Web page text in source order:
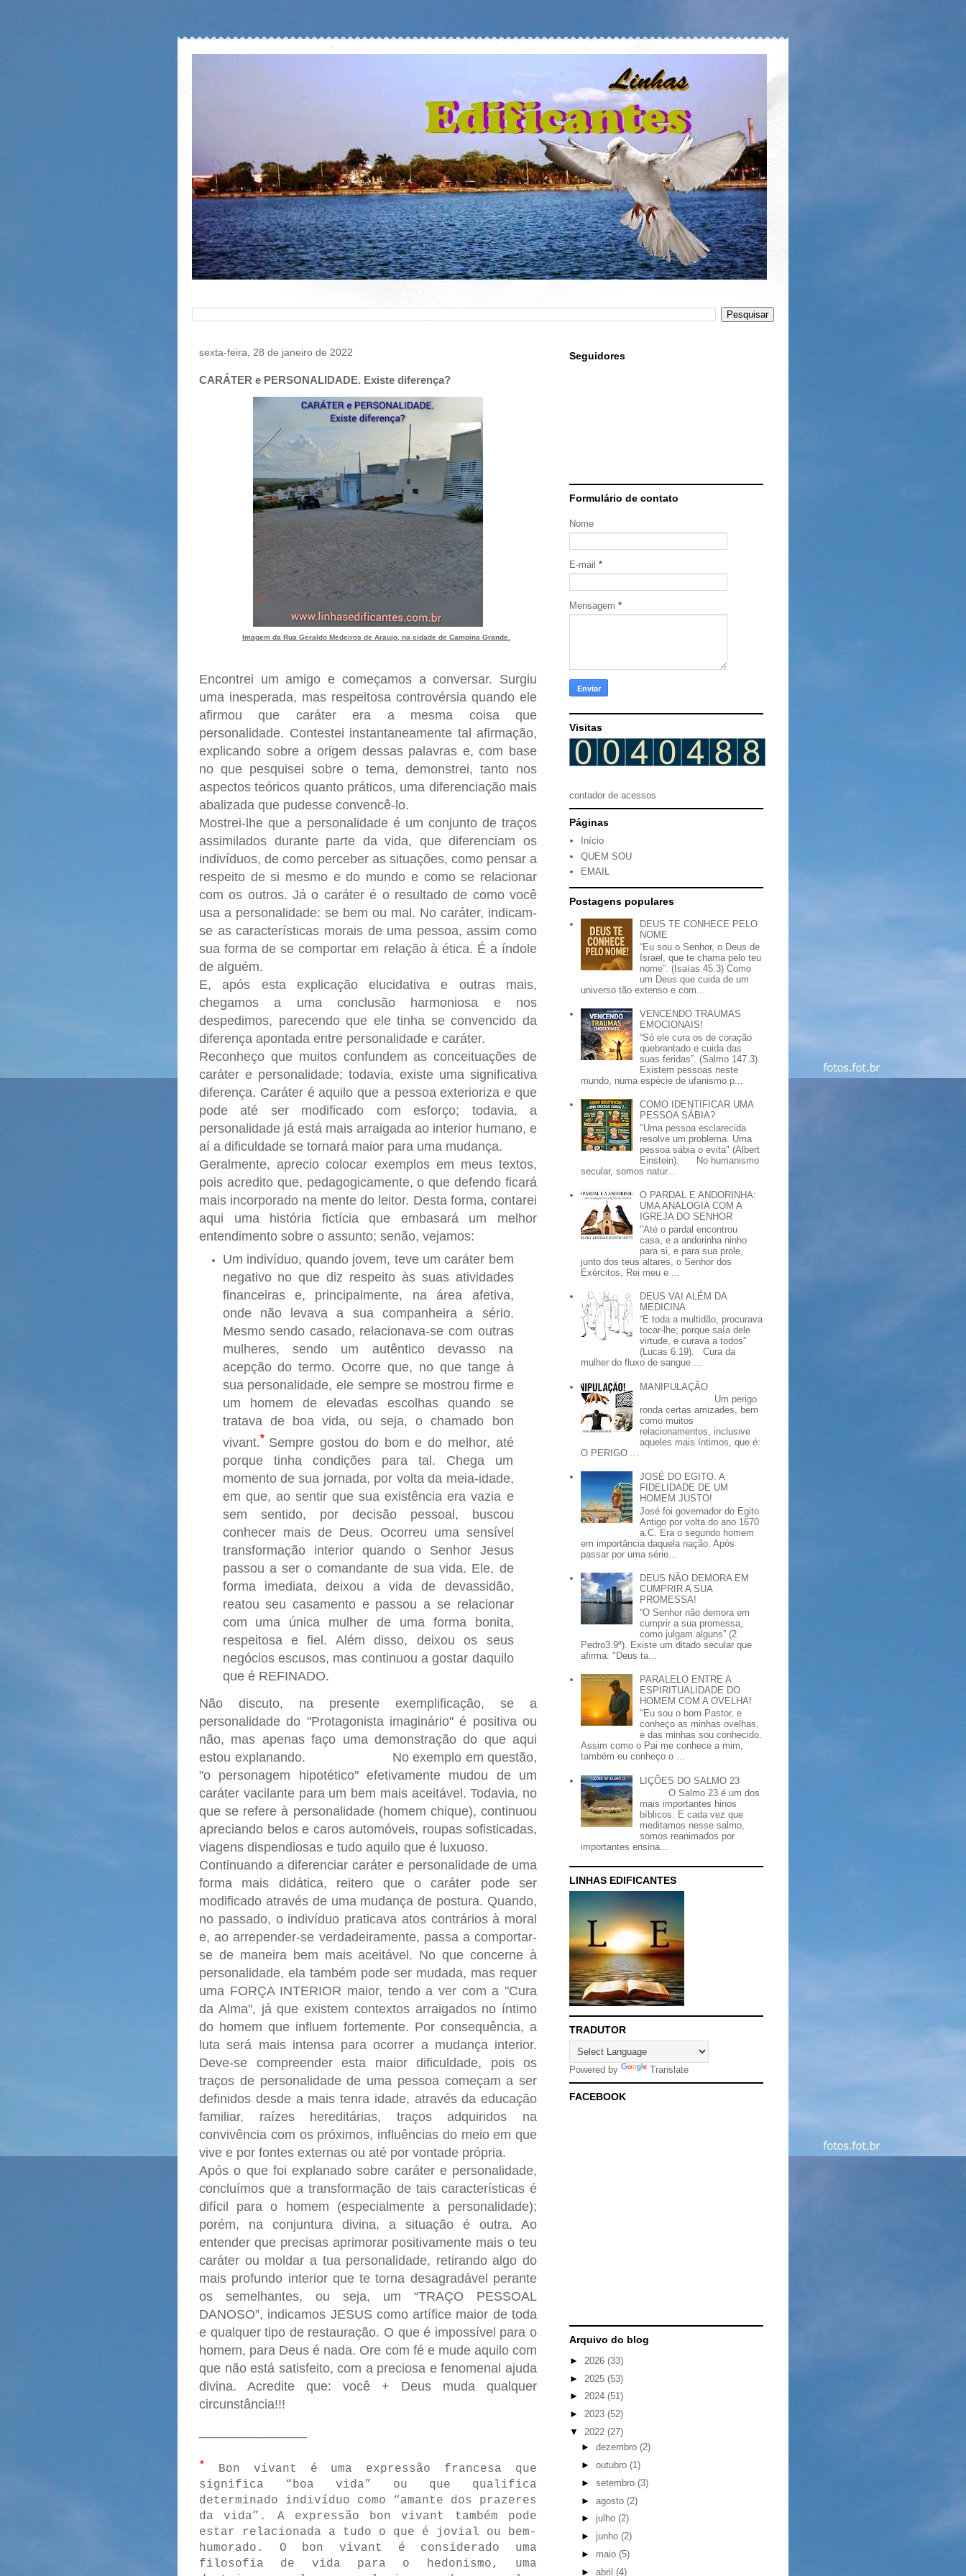
sexta-feira, 28 de janeiro de 2022
CARÁTER e PERSONALIDADE. Existe diferença?
Imagem da Rua Geraldo Medeiros de Araujo, na cidade de Campina Grande.
Encontrei um amigo e começamos a conversar. Surgiu
uma inesperada, mas respeitosa controvérsia quando ele
afirmou que caráter era a mesma coisa que
personalidade. Contestei instantaneamente tal afirmação,
explicando sobre a origem dessas palavras e, com base
no que pesquisei sobre o tema, demonstrei, tanto nos
aspectos teóricos quanto práticos, uma diferenciação mais
abalizada que pudesse convencê-lo.
Mostrei-lhe que a personalidade é um conjunto de traços
assimilados durante parte da vida, que diferenciam os
indivíduos, de como perceber as situações, como pensar a
respeito de si mesmo e do mundo e como se relacionar
com os outros. Já o caráter é o resultado de como você
usa a personalidade: se bem ou mal. No caráter, indicam-
se as características morais de uma pessoa, assim como
sua forma de se comportar em relação à ética. É a índole
de alguém.
E, após esta explicação elucidativa e outras mais,
chegamos a uma conclusão harmoniosa e nos
despedimos, parecendo que ele tinha se convencido da
diferença apontada entre personalidade e caráter.
Reconheço que muitos confundem as conceituações de
caráter e personalidade; todavia, existe uma significativa
diferença. Caráter é aquilo que a pessoa exterioriza e que
pode até ser modificado com esforço; todavia, a
personalidade já está mais arraigada ao interior humano, e
aí a dificuldade se tornará maior para uma mudança.
Geralmente, aprecio colocar exemplos em meus textos,
pois acredito que, pedagogicamente, o que defendo ficará
mais incorporado na mente do leitor. Desta forma, contarei
aqui uma história fictícia que embasará um melhor
entendimento sobre o assunto; senão, vejamos:
Um indivíduo, quando jovem, teve um caráter bem
negativo no que diz respeito às suas atividades
financeiras e, principalmente, na área afetiva,
onde não levava a sua companheira a sério.
Mesmo sendo casado, relacionava-se com outras
mulheres, sendo um autêntico devasso na
acepção do termo. Ocorre que, no que tange à
sua personalidade, ele sempre se mostrou firme e
um homem de elevadas escolhas quando se
tratava de boa vida, ou seja, o chamado bon
vivant.* Sempre gostou do bom e do melhor, até
porque tinha condições para tal. Chega um
momento de sua jornada, por volta da meia-idade,
em que, ao sentir que sua existência era vazia e
sem sentido, por decisão pessoal, buscou
conhecer mais de Deus. Ocorreu uma sensível
transformação interior quando o Senhor Jesus
passou a ser o comandante de sua vida. Ele, de
forma imediata, deixou a vida de devassidão,
reatou seu casamento e passou a se relacionar
com uma única mulher de uma forma bonita,
respeitosa e fiel. Além disso, deixou os seus
negócios escusos, mas continuou a gostar daquilo
que é REFINADO.
Não discuto, na presente exemplificação, se a
personalidade do "Protagonista imaginário" é positiva ou
não, mas apenas faço uma demonstração do que aqui
estou explanando.
No exemplo em questão,
"o personagem hipotético" efetivamente mudou de um
caráter vacilante para um bem mais aceitável. Todavia, no
que se refere à personalidade (homem chique), continuou
apreciando belos e caros automóveis, roupas sofisticadas,
viagens dispendiosas e tudo aquilo que é luxuoso.
Continuando a diferenciar caráter e personalidade de uma
forma mais didática, reitero que o caráter pode ser
modificado através de uma mudança de postura. Quando,
no passado, o indivíduo praticava atos contrários à moral
e, ao arrepender-se verdadeiramente, passa a comportar-
se de maneira bem mais aceitável. No que concerne à
personalidade, ela também pode ser mudada, mas requer
uma FORÇA INTERIOR maior, tendo a ver com a "Cura
da Alma", já que existem contextos arraigados no íntimo
do homem que influem fortemente. Por consequência, a
luta será mais intensa para ocorrer a mudança interior.
Deve-se compreender esta maior dificuldade, pois os
traços de personalidade de uma pessoa começam a ser
definidos desde a mais tenra idade, através da educação
familiar, raízes hereditárias, traços adquiridos na
convivência com os próximos, influências do meio em que
vive e por fontes externas ou até por vontade própria.
Após o que foi explanado sobre caráter e personalidade,
concluímos que a transformação de tais características é
difícil para o homem (especialmente a personalidade);
porém, na conjuntura divina, a situação é outra. Ao
entender que precisas aprimorar positivamente mais o teu
caráter ou moldar a tua personalidade, retirando algo do
mais profundo interior que te torna desagradável perante
os semelhantes, ou seja, um “TRAÇO PESSOAL
DANOSO”, indicamos JESUS como artífice maior de toda
e qualquer tipo de restauração. O que é impossível para o
homem, para Deus é nada. Ore com fé e mude aquilo com
que não está satisfeito, com a preciosa e fenomenal ajuda
divina. Acredite que: você + Deus muda qualquer
circunstância!!!
*
Bon vivant é uma expressão francesa que
significa “boa vida” ou que qualifica
determinado indivíduo como “amante dos prazeres
da vida”. A expressão bon vivant também pode
estar relacionada a tudo o que é jovial ou bem-
humorado. O bon vivant é considerado uma
filosofia de vida para o hedonismo, uma
Seguidores
Formulário de contato
Nome
E-mail *
Mensagem *
Visitas
contador de acessos
Páginas
Início
QUEM SOU
EMAIL
Postagens populares
DEUS TE CONHECE PELO
NOME
“Eu sou o Senhor, o Deus de
Israel, que te chama pelo teu
nome”. (Isaías 45.3) Como
um Deus que cuida de um
universo tão extenso e com...
VENCENDO TRAUMAS
EMOCIONAIS!
“Só ele cura os de coração
quebrantado e cuida das
suas feridas”. (Salmo 147.3)
Existem pessoas neste
mundo, numa espécie de ufanismo p...
COMO IDENTIFICAR UMA
PESSOA SÁBIA?
"Uma pessoa esclarecida
resolve um problema. Uma
pessoa sábia o evita" (Albert
Einstein). No humanismo
secular, somos natur...
O PARDAL E ANDORINHA:
UMA ANALOGIA COM A
IGREJA DO SENHOR
"Até o pardal encontrou
casa, e a andorinha ninho
para si, e para sua prole,
junto dos teus altares, o Senhor dos
Exércitos, Rei meu e ...
DEUS VAI ALÉM DA
MEDICINA
“E toda a multidão, procurava
tocar-lhe; porque saía dele
virtude, e curava a todos”
(Lucas 6.19). Cura da
mulher do fluxo de sangue ...
MANIPULAÇÃO
Um perigo
ronda certas amizades, bem
como muitos
relacionamentos, inclusive
aqueles mais íntimos, que é:
O PERIGO ...
JOSÉ DO EGITO. A
FIDELIDADE DE UM
HOMEM JUSTO!
José foi governador do Egito
Antigo por volta do ano 1670
a.C. Era o segundo homem
em importância daquela nação. Após
passar por uma série...
DEUS NÃO DEMORA EM
CUMPRIR A SUA
PROMESSA!
“O Senhor não demora em
cumprir a sua promessa,
como julgam alguns” (2
Pedro3.9ª). Existe um ditado secular que
afirma: "Deus ta...
PARALELO ENTRE A
ESPIRITUALIDADE DO
HOMEM COM A OVELHA!
"Eu sou o bom Pastor, e
conheço as minhas ovelhas,
e das minhas sou conhecido.
Assim como o Pai me conhece a mim,
também eu conheço o ...
LIÇÕES DO SALMO 23
O Salmo 23 é um dos
mais importantes hinos
bíblicos. E cada vez que
meditamos nesse salmo,
somos reanimados por
importantes ensina...
LINHAS EDIFICANTES
TRADUTOR
Powered by Translate
FACEBOOK
Arquivo do blog
► 2026 (33)
► 2025 (53)
► 2024 (51)
► 2023 (52)
▼ 2022 (27)
► dezembro (2)
► outubro (1)
► setembro (3)
► agosto (2)
► julho (2)
► junho (2)
► maio (5)
► abril (4)